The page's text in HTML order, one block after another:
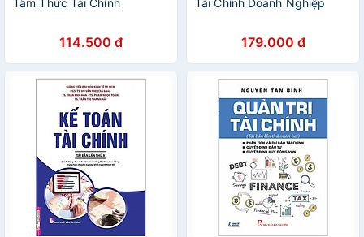
Tâm Thức Tài Chính
114.500 đ
Tài Chính Doanh Nghiệp
179.000 đ